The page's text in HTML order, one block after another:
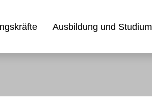
Ausbildung und Studium